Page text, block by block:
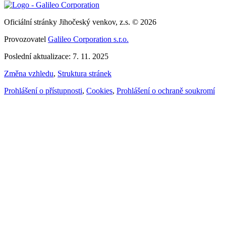
Oficiální stránky Jihočeský venkov, z.s. © 2026
Provozovatel Galileo Corporation s.r.o.
Poslední aktualizace: 7. 11. 2025
Změna vzhledu, Struktura stránek
Prohlášení o přístupnosti, Cookies, Prohlášení o ochraně soukromí